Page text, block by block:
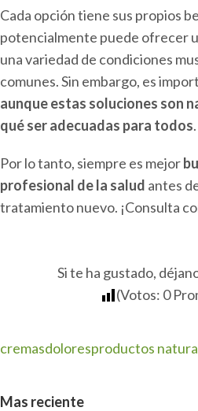
Cada opción tiene sus propios
potencialmente puede ofrecer
una variedad de condiciones
comunes. Sin embargo, es
aunque estas soluciones son
qué ser adecuadas para todos.
Por lo tanto, siempre es mejor
profesional de la salud antes
tratamiento nuevo. ¡Consulta
Si te ha gustado,
(Votos: 0
cremasdoloresproductos
Mas reciente